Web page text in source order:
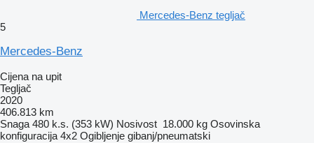
Mercedes-Benz tegljač
5
Mercedes-Benz
Cijena na upit
Tegljač
2020
406.813 km
Snaga 480 k.s. (353 kW) Nosivost 18.000 kg Osovinska
konfiguracija 4x2 Ogibljenje gibanj/pneumatski